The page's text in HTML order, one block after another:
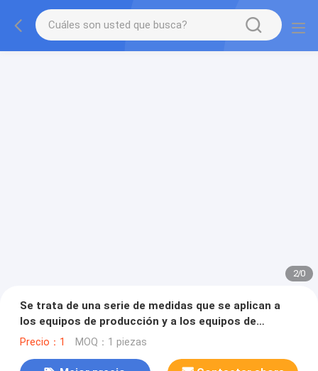
2/0
Se trata de una serie de medidas que se aplican a
los equipos de producción y a los equipos de
producción.
Precio：1 MOQ：1 piezas